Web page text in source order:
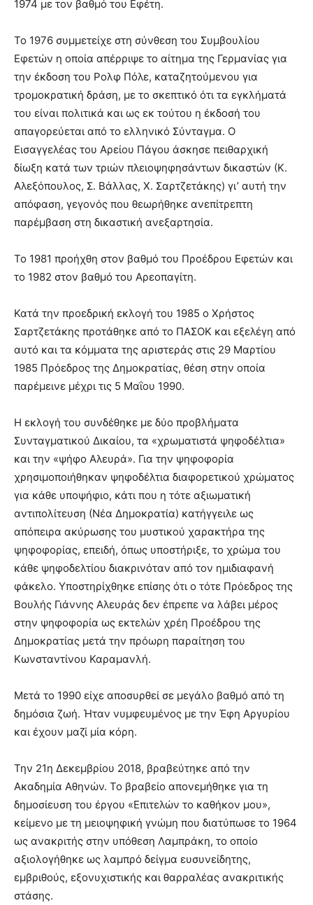
1974 με τον βαθμό του Εφέτη.
Το 1976 συμμετείχε στη σύνθεση του Συμβουλίου
Εφετών η οποία απέρριψε το αίτημα της Γερμανίας για
την έκδοση του Ρολφ Πόλε, καταζητούμενου για
τρομοκρατική δράση, με το σκεπτικό ότι τα εγκλήματά
του είναι πολιτικά και ως εκ τούτου η έκδοσή του
απαγορεύεται από το ελληνικό Σύνταγμα. Ο
Εισαγγελέας του Αρείου Πάγου άσκησε πειθαρχική
δίωξη κατά των τριών πλειοψηφησάντων δικαστών (Κ.
Αλεξόπουλος, Σ. Βάλλας, Χ. Σαρτζετάκης) γι’ αυτή την
απόφαση, γεγονός που θεωρήθηκε ανεπίτρεπτη
παρέμβαση στη δικαστική ανεξαρτησία.
Το 1981 προήχθη στον βαθμό του Προέδρου Εφετών και
το 1982 στον βαθμό του Αρεοπαγίτη.
Κατά την προεδρική εκλογή του 1985 ο Χρήστος
Σαρτζετάκης προτάθηκε από το ΠΑΣΟΚ και εξελέγη από
αυτό και τα κόμματα της αριστεράς στις 29 Μαρτίου
1985 Πρόεδρος της Δημοκρατίας, θέση στην οποία
παρέμεινε μέχρι τις 5 Μαΐου 1990.
Η εκλογή του συνδέθηκε με δύο προβλήματα
Συνταγματικού Δικαίου, τα «χρωματιστά ψηφοδέλτια»
και την «ψήφο Αλευρά». Για την ψηφοφορία
χρησιμοποιήθηκαν ψηφοδέλτια διαφορετικού χρώματος
για κάθε υποψήφιο, κάτι που η τότε αξιωματική
αντιπολίτευση (Νέα Δημοκρατία) κατήγγειλε ως
απόπειρα ακύρωσης του μυστικού χαρακτήρα της
ψηφοφορίας, επειδή, όπως υποστήριξε, το χρώμα του
κάθε ψηφοδελτίου διακρινόταν από τον ημιδιαφανή
φάκελο. Υποστηρίχθηκε επίσης ότι ο τότε Πρόεδρος της
Βουλής Γιάννης Αλευράς δεν έπρεπε να λάβει μέρος
στην ψηφοφορία ως εκτελών χρέη Προέδρου της
Δημοκρατίας μετά την πρόωρη παραίτηση του
Κωνσταντίνου Καραμανλή.
Μετά το 1990 είχε αποσυρθεί σε μεγάλο βαθμό από τη
δημόσια ζωή. Ήταν νυμφευμένος με την Έφη Αργυρίου
και έχουν μαζί μία κόρη.
Την 21η Δεκεμβρίου 2018, βραβεύτηκε από την
Ακαδημία Αθηνών. Το βραβείο απονεμήθηκε για τη
δημοσίευση του έργου «Επιτελών το καθήκον μου»,
κείμενο με τη μειοψηφική γνώμη που διατύπωσε το 1964
ως ανακριτής στην υπόθεση Λαμπράκη, το οποίο
αξιολογήθηκε ως λαμπρό δείγμα ευσυνείδητης,
εμβριθούς, εξονυχιστικής και θαρραλέας ανακριτικής
στάσης.